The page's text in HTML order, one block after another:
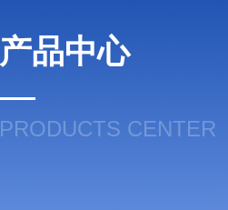
产品中心
PRODUCTS CENTER